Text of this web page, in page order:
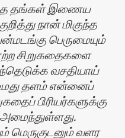
தங்கள் இணைய
நான் மிகுந்த
பெருமையும்
சிறுகதைகளை
வசதியாய்
தளம் என்னைப்
பிரியர்களுக்கு
அமைந்துள்ளது.
மெருகுடனும் வளர